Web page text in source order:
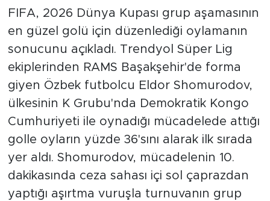
FIFA, 2026 Dünya Kupası grup aşamasının
en güzel golü için düzenlediği oylamanın
sonucunu açıkladı. Trendyol Süper Lig
ekiplerinden RAMS Başakşehir'de forma
giyen Özbek futbolcu Eldor Shomurodov,
ülkesinin K Grubu'nda Demokratik Kongo
Cumhuriyeti ile oynadığı mücadelede attığı
golle oyların yüzde 36'sını alarak ilk sırada
yer aldı. Shomurodov, mücadelenin 10.
dakikasında ceza sahası içi sol çaprazdan
yaptığı aşırtma vuruşla turnuvanın grup